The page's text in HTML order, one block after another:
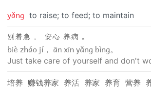
yǎng to raise; to feed; to maintain
别着急 ， 安心 养病 。
biè zháo jí， ān xīn yǎng bìng。
Just take care of yourself and don't
培养 赚钱养家 养活 养家 养育 营养